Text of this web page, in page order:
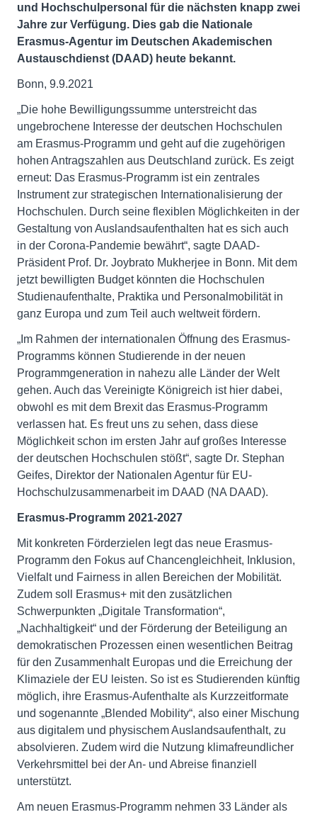
und Hochschulpersonal für die nächsten knapp zwei
Jahre zur Verfügung. Dies gab die Nationale
Erasmus-Agentur im Deutschen Akademischen
Austauschdienst (DAAD) heute bekannt.
Bonn, 9.9.2021
„Die hohe Bewilligungssumme unterstreicht das
ungebrochene Interesse der deutschen Hochschulen
am Erasmus-Programm und geht auf die zugehörigen
hohen Antragszahlen aus Deutschland zurück. Es zeigt
erneut: Das Erasmus-Programm ist ein zentrales
Instrument zur strategischen Internationalisierung der
Hochschulen. Durch seine flexiblen Möglichkeiten in der
Gestaltung von Auslandsaufenthalten hat es sich auch
in der Corona-Pandemie bewährt“, sagte DAAD-
Präsident Prof. Dr. Joybrato Mukherjee in Bonn. Mit dem
jetzt bewilligten Budget könnten die Hochschulen
Studienaufenthalte, Praktika und Personalmobilität in
ganz Europa und zum Teil auch weltweit fördern.
„Im Rahmen der internationalen Öffnung des Erasmus-
Programms können Studierende in der neuen
Programmgeneration in nahezu alle Länder der Welt
gehen. Auch das Vereinigte Königreich ist hier dabei,
obwohl es mit dem Brexit das Erasmus-Programm
verlassen hat. Es freut uns zu sehen, dass diese
Möglichkeit schon im ersten Jahr auf großes Interesse
der deutschen Hochschulen stößt“, sagte Dr. Stephan
Geifes, Direktor der Nationalen Agentur für EU-
Hochschulzusammenarbeit im DAAD (NA DAAD).
Erasmus-Programm 2021-2027
Mit konkreten Förderzielen legt das neue Erasmus-
Programm den Fokus auf Chancengleichheit, Inklusion,
Vielfalt und Fairness in allen Bereichen der Mobilität.
Zudem soll Erasmus+ mit den zusätzlichen
Schwerpunkten „Digitale Transformation“,
„Nachhaltigkeit“ und der Förderung der Beteiligung an
demokratischen Prozessen einen wesentlichen Beitrag
für den Zusammenhalt Europas und die Erreichung der
Klimaziele der EU leisten. So ist es Studierenden künftig
möglich, ihre Erasmus-Aufenthalte als Kurzzeitformate
und sogenannte „Blended Mobility“, also einer Mischung
aus digitalem und physischem Auslandsaufenthalt, zu
absolvieren. Zudem wird die Nutzung klimafreundlicher
Verkehrsmittel bei der An- und Abreise finanziell
unterstützt.
Am neuen Erasmus-Programm nehmen 33 Länder als